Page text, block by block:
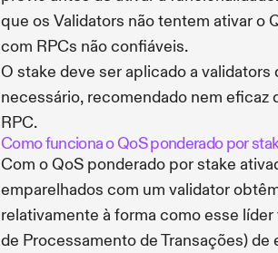
que os Validators não tentem ativar o
com RPCs não confiáveis.
O stake deve ser aplicado a
necessário, recomendado nem eficaz
RPC.
Como funciona o QoS ponderado por
Com o QoS ponderado por stake
emparelhados com um validator
relativamente à forma como esse
de Processamento de Transações)